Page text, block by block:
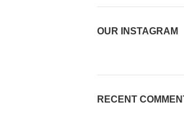
OUR INSTAGRAM
RECENT